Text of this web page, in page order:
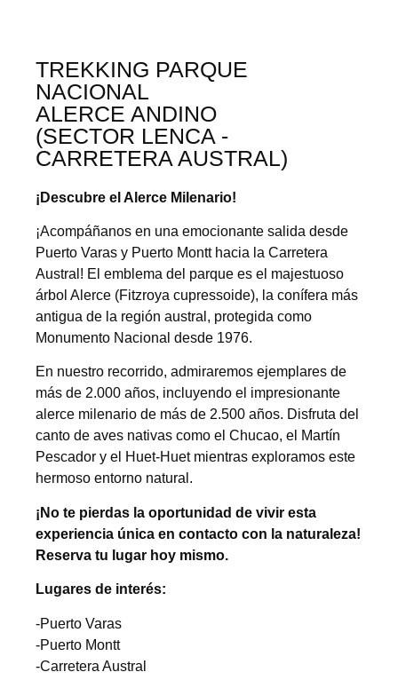
TREKKING PARQUE
NACIONAL
ALERCE ANDINO
(SECTOR LENCA -
CARRETERA AUSTRAL)
¡Descubre el Alerce Milenario!
¡Acompáñanos en una emocionante salida desde
Puerto Varas y Puerto Montt hacia la Carretera
Austral! El emblema del parque es el majestuoso
árbol Alerce (Fitzroya cupressoide), la conífera más
antigua de la región austral, protegida como
Monumento Nacional desde 1976.
En nuestro recorrido, admiraremos ejemplares de
más de 2.000 años, incluyendo el impresionante
alerce milenario de más de 2.500 años. Disfruta del
canto de aves nativas como el Chucao, el Martín
Pescador y el Huet-Huet mientras exploramos este
hermoso entorno natural.
¡No te pierdas la oportunidad de vivir esta
experiencia única en contacto con la naturaleza!
Reserva tu lugar hoy mismo.
Lugares de interés:
-Puerto Varas
-Puerto Montt
-Carretera Austral